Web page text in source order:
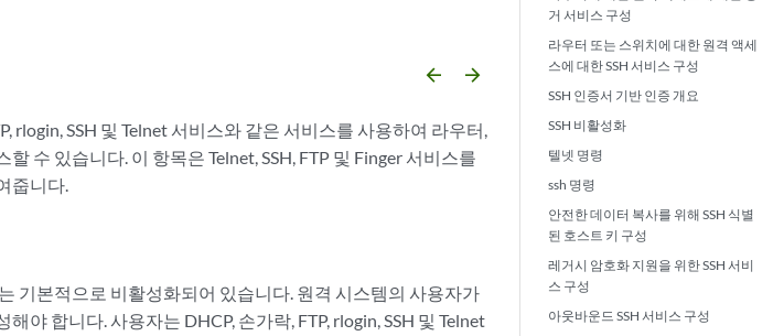
거 서비스 구성
라우터 또는 스위치에 대한 원격 액세
스에 대한 SSH 서비스 구성
SSH 인증서 기반 인증 개요
SSH 비활성화
텔넷 명령
ssh 명령
안전한 데이터 복사를 위해 SSH 식별
된 호스트 키 구성
레거시 암호화 지원을 위한 SSH 서비
스 구성
아웃바운드 SSH 서비스 구성
arrow_backward arrow_forward
rlogin, SSH 및 Telnet 서비스와 같은 서비스를 사용하여 라우터,
수 있습니다. 이 항목은 Telnet, SSH, FTP 및 Finger 서비스를
줍니다.
기본적으로 비활성화되어 있습니다. 원격 시스템의 사용자가
야 합니다. 사용자는 DHCP, 손가락, FTP, rlogin, SSH 및 Telnet